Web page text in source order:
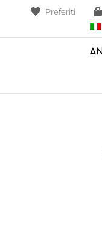
contenuto
Preferiti